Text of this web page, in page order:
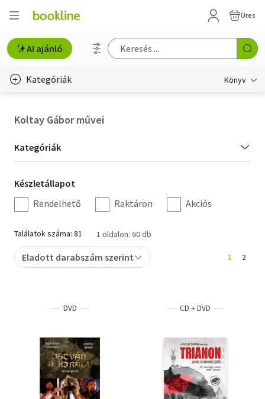
Üres
AI ajánló
Kategóriák Könyv
Hobbi, szabadidő
Irodalom
Művészet
Szakkönyv
Tankönyv, segédkönyv
Társadalomtudomány
Természettudomány
Történelem
Koltay Gábor művei
Kategória
szűrés
Kategóriák
Készletállapot
szűrés
Készletállapot
Rendelhető
Raktáron Akciós
Találatok száma: 81 1 oldalon: 60 db
Eladott darabszám szerint 1 2
DVD CD + DVD